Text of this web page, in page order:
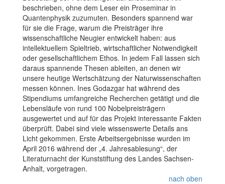
beschrieben, ohne dem Leser ein Proseminar in
Quantenphysik zuzumuten. Besonders spannend war
für sie die Frage, warum die Preisträger ihre
wissenschaftliche Neugier entwickelt haben: aus
intellektuellem Spieltrieb, wirtschaftlicher Notwendigkeit
oder gesellschaftlichem Ethos. In jedem Fall lassen sich
daraus spannende Thesen ableiten, an denen wir
unsere heutige Wertschätzung der Naturwissenschaften
messen können. Ines Godazgar hat während des
Stipendiums umfangreiche Recherchen getätigt und die
Lebensläufe von rund 100 Nobelpreisträgern
ausgewertet und auf für das Projekt interessante Fakten
überprüft. Dabei sind viele wissenswerte Details ans
Licht gekommen. Erste Arbeitsergebnisse wurden im
April 2016 während der „4. Jahresablesung“, der
Literaturnacht der Kunststiftung des Landes Sachsen-
Anhalt, vorgetragen.
nach oben